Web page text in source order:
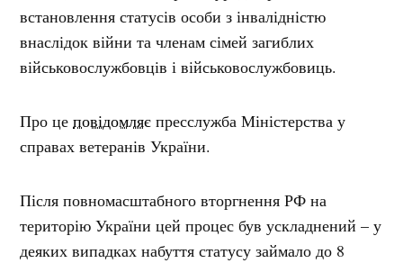
встановлення статусів особи з інвалідністю
внаслідок війни та членам сімей загиблих
військовослужбовців і військовослужбовиць.
Про цеповідомляє пресслужба Міністерства у
справах ветеранів України.
Після повномасштабного вторгнення РФ на
територію України цей процес був ускладнений – у
деяких випадках набуття статусу займало до 8